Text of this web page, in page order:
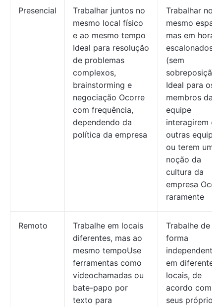
Presencial
Trabalhar juntos no
mesmo local físico
e ao mesmo tempo
Ideal para resolução
de problemas
complexos,
brainstorming e
negociação Ocorre
com frequência,
dependendo da
política da empresa
Trabalhar no
mesmo
mas em
escalonados
(sem
sobreposição)
Ideal para os
membros da
equipe
interagirem
outras equipes
ou terem uma
noção da
cultura da
empresa
raramente
Remoto
Trabalhe em locais
diferentes, mas ao
mesmo tempoUse
ferramentas como
videochamadas ou
bate-papo por
texto para
Trabalhe de
forma
independente
em diferentes
locais, de
acordo com
seus próprios